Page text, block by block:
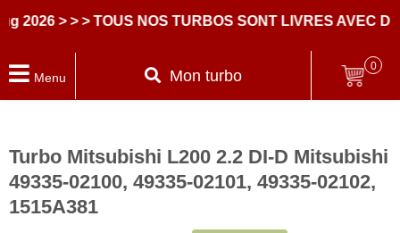
> > > TOUS NOS TURBOS SONT LIVRES AVEC DES
Menu Mon turbo
0
Turbo Mitsubishi L200 2.2 DI-D Mitsubishi
49335-02100, 49335-02101, 49335-02102,
1515A381